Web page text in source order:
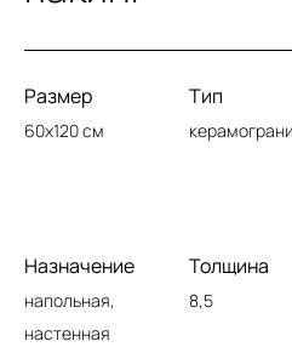
Размер
60x120 см
Тип
Назначение
напольная,
настенная
Толщина
8,5